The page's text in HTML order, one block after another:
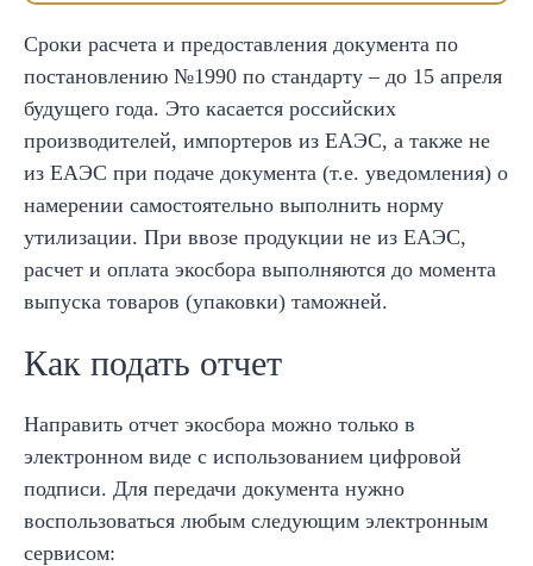
Сроки расчета и предоставления документа по
постановлению №1990 по стандарту – до 15 апреля
будущего года. Это касается российских
производителей, импортеров из ЕАЭС, а также не
из ЕАЭС при подаче документа (т.е. уведомления) о
намерении самостоятельно выполнить норму
утилизации. При ввозе продукции не из ЕАЭС,
расчет и оплата экосбора выполняются до момента
выпуска товаров (упаковки) таможней.
Как подать отчет
Направить отчет экосбора можно только в
электронном виде с использованием цифровой
подписи. Для передачи документа нужно
воспользоваться любым следующим электронным
сервисом: